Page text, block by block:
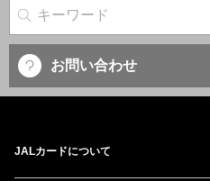
サイト内検索
お問い合わせ
JALカードについて